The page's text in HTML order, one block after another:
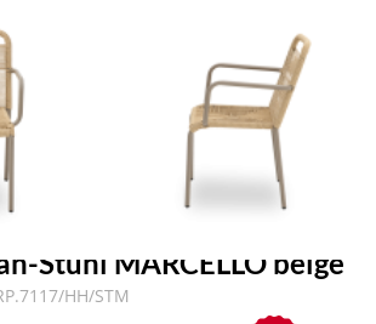
Stühl MARCELLO beige
HH/STM